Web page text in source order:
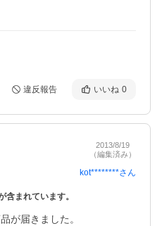
違反報告 いいね 0
2013/8/19
（編集済み）
kot********さん
まれています。
が届きました。